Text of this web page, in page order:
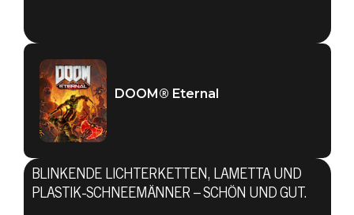
DOOM® Eternal
BLINKENDE LICHTERKETTEN, LAMETTA UND
PLASTIK-SCHNEEMÄNNER – SCHÖN UND GUT.